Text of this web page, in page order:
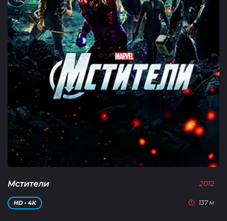
Мстители 2012
HD • 4K 137 м